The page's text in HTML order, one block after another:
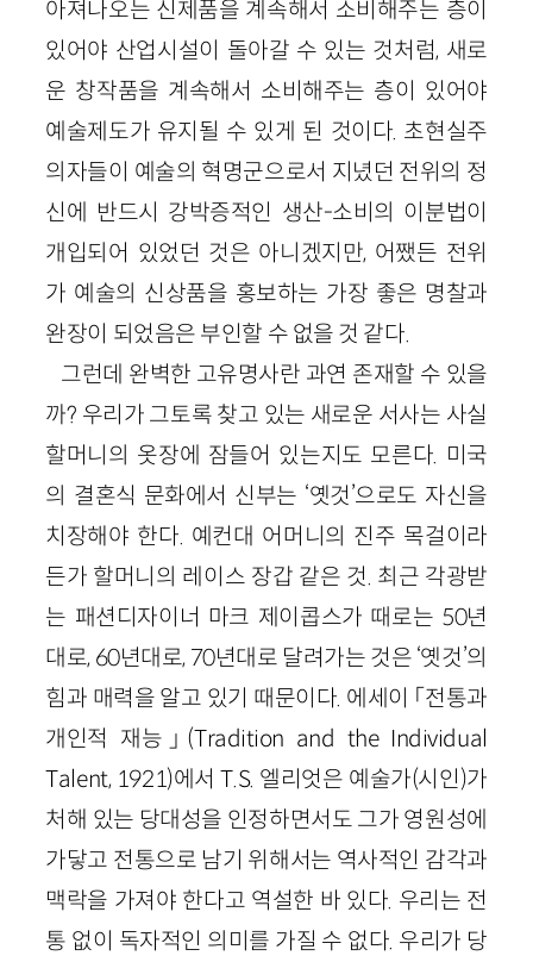
아져나오는 신제품을 계속해서 소비해주는 층이
있어야 산업시설이 돌아갈 수 있는 것처럼, 새로
운 창작품을 계속해서 소비해주는 층이 있어야
예술제도가 유지될 수 있게 된 것이다. 초현실주
의자들이 예술의 혁명군으로서 지녔던 전위의 정
신에 반드시 강박증적인 생산-소비의 이분법이
개입되어 있었던 것은 아니겠지만, 어쨌든 전위
가 예술의 신상품을 홍보하는 가장 좋은 명찰과
완장이 되었음은 부인할 수 없을 것 같다.
그런데 완벽한 고유명사란 과연 존재할 수 있을
까? 우리가 그토록 찾고 있는 새로운 서사는 사실
할머니의 옷장에 잠들어 있는지도 모른다. 미국
의 결혼식 문화에서 신부는 ‘옛것’으로도 자신을
치장해야 한다. 예컨대 어머니의 진주 목걸이라
든가 할머니의 레이스 장갑 같은 것. 최근 각광받
는 패션디자이너 마크 제이콥스가 때로는 50년
대로, 60년대로, 70년대로 달려가는 것은 ‘옛것’의
힘과 매력을 알고 있기 때문이다. 에세이 「전통과
개인적 재능」(Tradition and the Individual
Talent, 1921)에서T.S. 엘리엇은 예술가(시인)가
처해 있는 당대성을 인정하면서도 그가 영원성에
가닿고 전통으로 남기 위해서는 역사적인 감각과
맥락을 가져야 한다고 역설한 바 있다. 우리는 전
통 없이 독자적인 의미를 가질 수 없다. 우리가 당